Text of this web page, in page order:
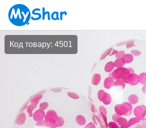
Код товару: 4501